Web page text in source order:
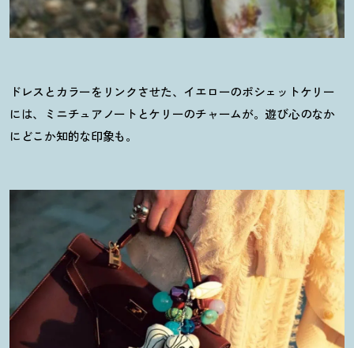
ドレスとカラーをリンクさせた、イエローのポシェットケリー
には、ミニチュアノートとケリーのチャームが。遊び心のなか
にどこか知的な印象も。